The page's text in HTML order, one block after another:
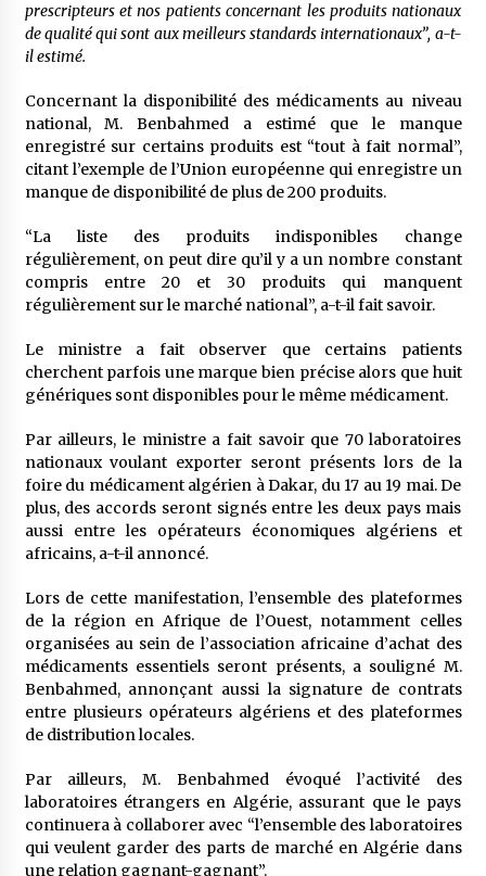
prescripteurs et nos patients concernant les produits nationaux
de qualité qui sont aux meilleurs standards internationaux”, a-t-
il estimé.
Concernant la disponibilité des médicaments au niveau
national, M. Benbahmed a estimé que le manque
enregistré sur certains produits est “tout à fait normal”,
citant l’exemple de l’Union européenne qui enregistre un
manque de disponibilité de plus de 200 produits.
“La liste des produits indisponibles change
régulièrement, on peut dire qu’il y a un nombre constant
compris entre 20 et 30 produits qui manquent
régulièrement sur le marché national”, a-t-il fait savoir.
Le ministre a fait observer que certains patients
cherchent parfois une marque bien précise alors que huit
génériques sont disponibles pour le même médicament.
Par ailleurs, le ministre a fait savoir que 70 laboratoires
nationaux voulant exporter seront présents lors de la
foire du médicament algérien à Dakar, du 17 au 19 mai. De
plus, des accords seront signés entre les deux pays mais
aussi entre les opérateurs économiques algériens et
africains, a-t-il annoncé.
Lors de cette manifestation, l’ensemble des plateformes
de la région en Afrique de l’Ouest, notamment celles
organisées au sein de l’association africaine d’achat des
médicaments essentiels seront présents, a souligné M.
Benbahmed, annonçant aussi la signature de contrats
entre plusieurs opérateurs algériens et des plateformes
de distribution locales.
Par ailleurs, M. Benbahmed évoqué l’activité des
laboratoires étrangers en Algérie, assurant que le pays
continuera à collaborer avec “l’ensemble des laboratoires
qui veulent garder des parts de marché en Algérie dans
une relation gagnant-gagnant”.